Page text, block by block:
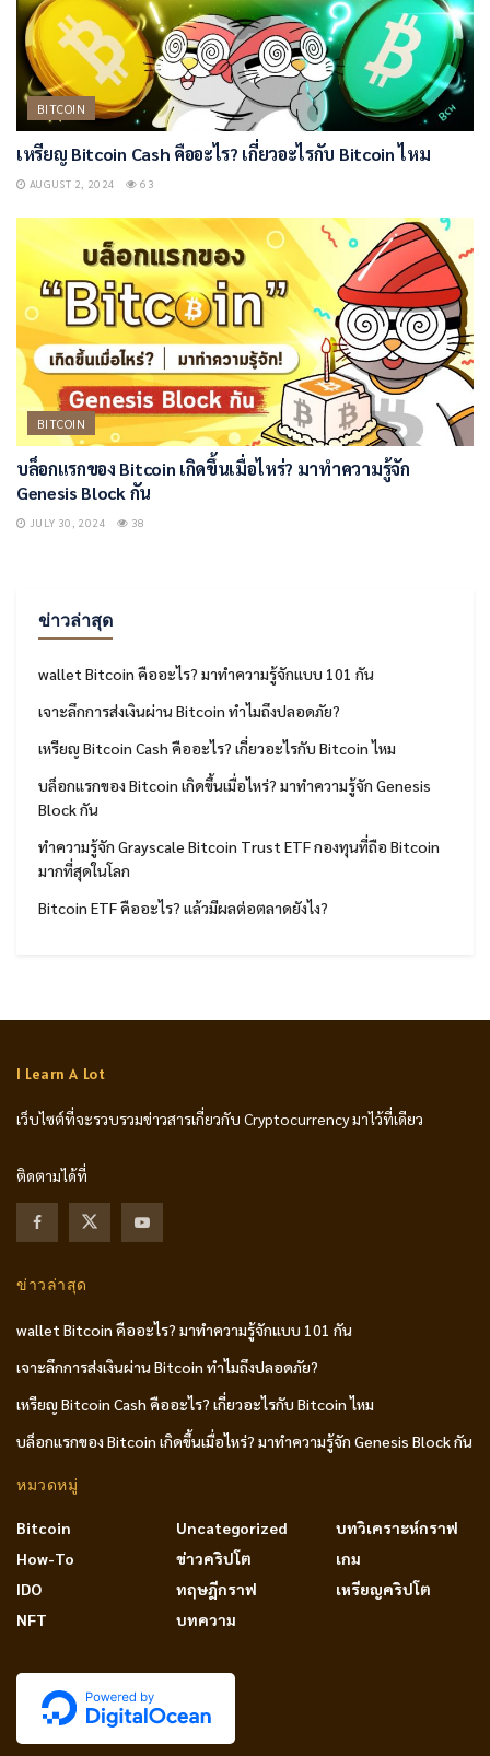
BITCOIN
เหรียญ Bitcoin Cash คืออะไร? เกี่ยวอะไรกับ Bitcoin ไหม
AUGUST 2, 2024 63
BITCOIN
บล็อกแรกของ Bitcoin เกิดขึ้นเมื่อไหร่? มาทำความรู้จัก
Genesis Block กัน
JULY 30, 2024 38
ข่าวล่าสุด
wallet Bitcoin คืออะไร? มาทำความรู้จักแบบ 101 กัน
เจาะลึกการส่งเงินผ่าน Bitcoin ทำไมถึงปลอดภัย?
เหรียญ Bitcoin Cash คืออะไร? เกี่ยวอะไรกับ Bitcoin ไหม
บล็อกแรกของ Bitcoin เกิดขึ้นเมื่อไหร่? มาทำความรู้จัก Genesis
Block กัน
ทำความรู้จัก Grayscale Bitcoin Trust ETF กองทุนที่ถือ Bitcoin
มากที่สุดในโลก
Bitcoin ETF คืออะไร? แล้วมีผลต่อตลาดยังไง?
I Learn A Lot
เว็บไซต์ที่จะรวบรวมข่าวสารเกี่ยวกับ Cryptocurrency มาไว้ที่เดียว
ติดตามได้ที่
ข่าวล่าสุด
wallet Bitcoin คืออะไร? มาทำความรู้จักแบบ 101 กัน
เจาะลึกการส่งเงินผ่าน Bitcoin ทำไมถึงปลอดภัย?
เหรียญ Bitcoin Cash คืออะไร? เกี่ยวอะไรกับ Bitcoin ไหม
บล็อกแรกของ Bitcoin เกิดขึ้นเมื่อไหร่? มาทำความรู้จัก Genesis Block กัน
หมวดหมู่
Bitcoin
How-To
IDO
NFT
Uncategorized
ข่าวคริปโต
ทฤษฎีกราฟ
บทความ
บทวิเคราะห์กราฟ
เกม
เหรียญคริปโต